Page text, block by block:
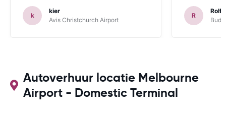
k
kier
Avis Christchurch Airport
R
Rolf
Autoverhuur locatie Melbourne
Airport - Domestic Terminal